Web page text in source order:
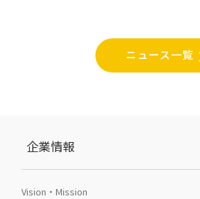
ニュース一覧
企業情報
Vision・Mission